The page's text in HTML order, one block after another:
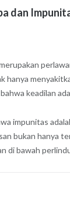
dan
hanya
keadilan
impunitas
bukan hanya
di bawah